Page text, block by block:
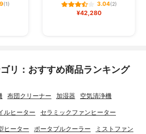
(1) 3.04(2)
¥42,280
リ：おすすめ商品ランキング
布団クリーナー 加湿器 空気清浄機
ルヒーター セラミックファンヒーター
ヒーター ポータブルクーラー ミストファン